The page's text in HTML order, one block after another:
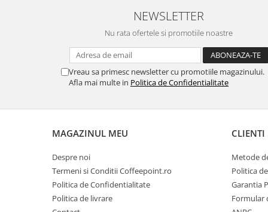
NEWSLETTER
Nu rata ofertele si promotiile noastre
Vreau sa primesc newsletter cu promotiile magazinului.
Afla mai multe in Politica de Confidentialitate
MAGAZINUL MEU
Despre noi
Termeni si Conditii Coffeepoint.ro
Politica de Confidentialitate
Politica de livrare
CLIENTI
Metode
Politica
Garantia
Formular